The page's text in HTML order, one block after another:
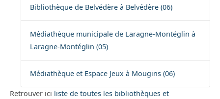
Bibliothèque de Belvédère à Belvédère (06)
Médiathèque municipale de Laragne-Montéglin à
Laragne-Montéglin (05)
Médiathèque et Espace Jeux à Mougins (06)
Retrouver ici liste de toutes les bibliothèques et